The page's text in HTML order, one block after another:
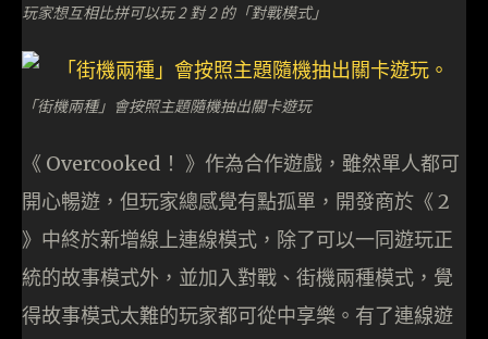
玩家想互相比拼可以玩 2 對 2 的「對戰模式」
「街機兩種」會按照主題隨機抽出關卡遊玩
《 Overcooked！ 》作為合作遊戲，雖然單人都可
開心暢遊，但玩家總感覺有點孤單，開發商於《 2
》中終於新增線上連線模式，除了可以一同遊玩正
統的故事模式外，並加入對戰、街機兩種模式，覺
得故事模式太難的玩家都可從中享樂。有了連線遊